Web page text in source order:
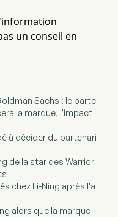
un conseil en
Sachs : le parte
la marque, l'impact
à décider du partenari
de la star des Warrior
chez Li-Ning après l'a
alors que la marque